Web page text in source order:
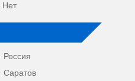
Нет
Россия
Саратов